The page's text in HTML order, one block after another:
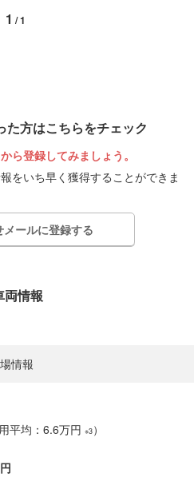
1 / 1
方はこちらをチェック
ら登録してみましょう。
をいち早く獲得することができま
メールに登録する
両情報
情報
平均：6.6万円 ※3）